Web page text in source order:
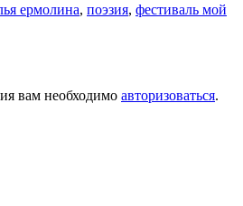
ермолина, поэзия, фестиваль мой
вам необходимо авторизоваться.